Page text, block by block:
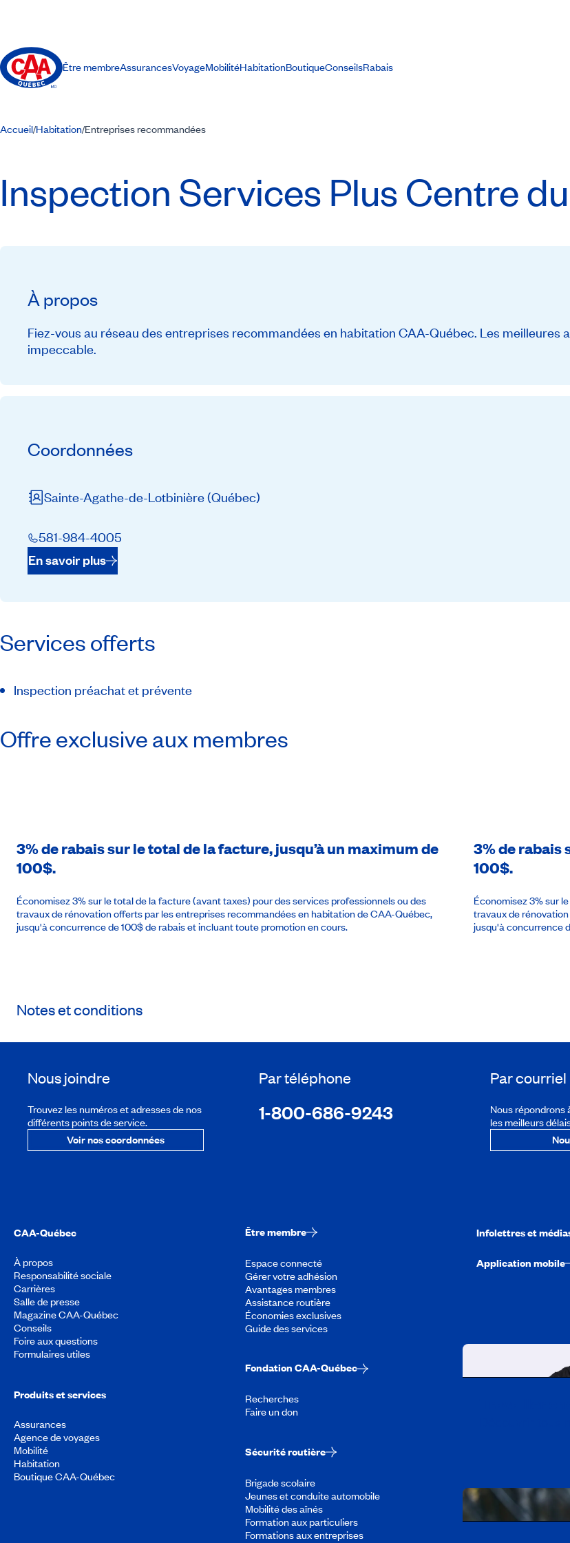
Être membreAssurancesVoyageMobilitéHabitationBoutiqueConseilsRabais
Accueil/Habitation/Entreprises recommandées
Inspection Services Plus Centre
Recommandé par CAA-Québec
À propos
Fiez-vous au réseau des entreprises recommandées en habitation CAA-Québec. Les meilleures
impeccable.
Coordonnées
Sainte-Agathe-de-Lotbinière(Québec)
581-984-4005
En savoir plus
Services offerts
Inspection préachat et prévente
Offre exclusive aux membres
3% de rabais sur le total de la facture, jusqu’à un maximum de
100$.
Économisez 3% sur le total de la facture (avant taxes) pour des services professionnels ou des
travaux de rénovation offerts par les entreprises recommandées en habitation de CAA-Québec,
jusqu'à concurrence de 100$ de rabais et incluant toute promotion en cours.
3% de rabais
100$.
Économisez 3% sur
travaux de
jusqu'à concurrence
Notes et conditions
Nous joindre
Trouvez les numéros et adresses de nos
différents points de service.
Voir nos coordonnées
Par téléphone
1-800-686-9243
Par courriel
Nous répondrons
les meilleurs
CAA-Québec
À propos
Responsabilité sociale
Carrières
Salle de presse
Magazine CAA-Québec
Conseils
Foire aux questions
Formulaires utiles
Produits et services
Assurances
Agence de voyages
Mobilité
Habitation
Boutique CAA-Québec
Être membre
Espace connecté
Gérer votre adhésion
Avantages membres
Assistance routière
Économies exclusives
Guide des services
Fondation CAA-Québec
Recherches
Faire un don
Sécurité routière
Brigade scolaire
Jeunes et conduite automobile
Mobilité des aînés
Formation aux particuliers
Formations aux entreprises
Infolettres et
Application mobile